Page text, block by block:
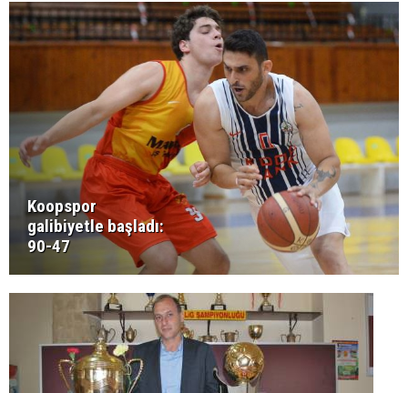
Koopspor
galibiyetle başladı:
90-47